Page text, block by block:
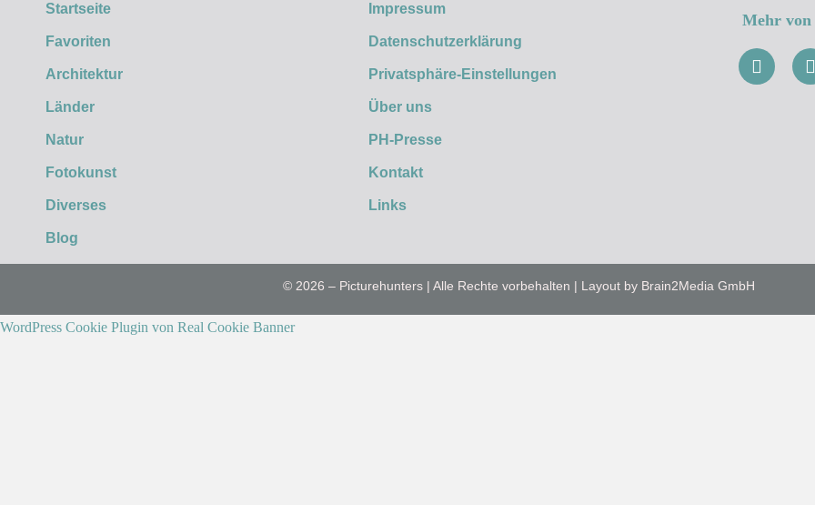
Startseite
Favoriten
Architektur
Länder
Natur
Fotokunst
Diverses
Blog
Impressum
Datenschutzerklärung
Privatsphäre-Einstellungen
Über uns
PH-Presse
Kontakt
Links
Mehr von
© 2026 – Picturehunters | Alle Rechte vorbehalten | Layout by Brain2Media GmbH
WordPress Cookie Plugin von Real Cookie Banner